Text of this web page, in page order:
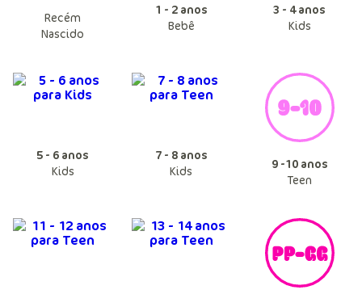
Recém
Nascido
1 - 2 anos
Bebê
3 - 4 anos
Kids
5 - 6 anos
Kids
7 - 8 anos
Kids
9 -10 anos
Teen